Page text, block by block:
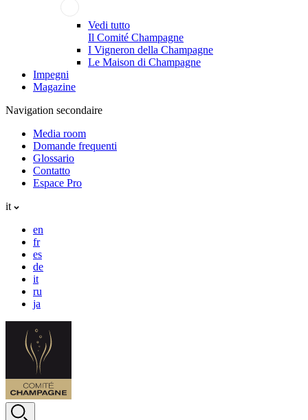
Vedi tutto
Il Comité Champagne
I Vigneron della Champagne
Le Maison di Champagne
Impegni
Magazine
Navigation secondaire
Media room
Domande frequenti
Glossario
Contatto
Espace Pro
it
en
fr
es
de
it
ru
ja